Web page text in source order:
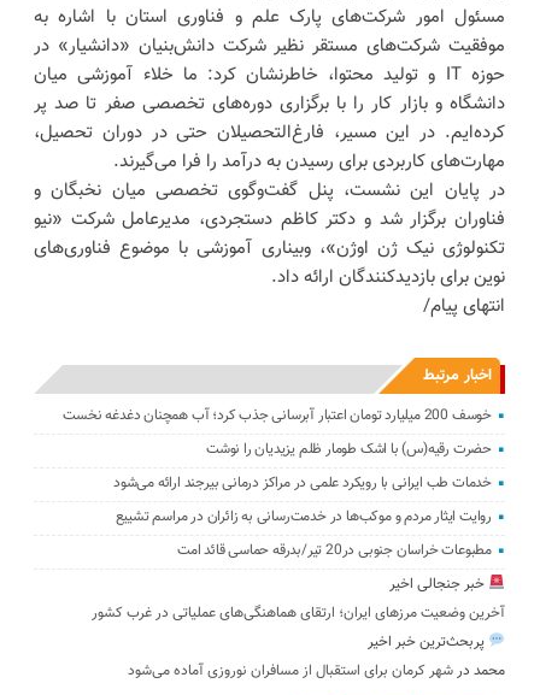
مسئول امور شرکت‌های پارک علم و فناوری استان با اشاره به
موفقیت شرکت‌های مستقر نظیر شرکت دانش‌بنیان «دانشیار» در
حوزه IT و تولید محتوا، خاطرنشان کرد: ما خلاء آموزشی میان
دانشگاه و بازار کار را با برگزاری دوره‌های تخصصی صفر تا صد پر
کرده‌ایم. در این مسیر، فارغ‌التحصیلان حتی در دوران تحصیل،
مهارت‌های کاربردی برای رسیدن به درآمد را فرا می‌گیرند.
در پایان این نشست، پنل گفت‌وگوی تخصصی میان نخبگان و
فناوران برگزار شد و دکتر کاظم دستجردی، مدیرعامل شرکت «نیو
تکنولوژی نیک ژن اوژن»، وبیناری آموزشی با موضوع فناوری‌های
نوین برای بازدیدکنندگان ارائه داد.
انتهای پیام/
اخبار مرتبط
خوسف 200 میلیارد تومان اعتبار آبرسانی جذب کرد؛ آب همچنان دغدغه نخست
حضرت رقیه(س) با اشک طومار ظلم یزیدیان را نوشت
خدمات طب ایرانی با رویکرد علمی در مراکز درمانی بیرجند ارائه می‌شود
روایت ایثار مردم و موکب‌ها در خدمت‌رسانی به زائران در مراسم تشییع
مطبوعات خراسان جنوبی در20 تیر/بدرقه حماسی قائد امت
خبر جنجالی اخیر
آخرین وضعیت مرزهای ایران؛ ارتقای هماهنگی‌های عملیاتی در غرب کشور
پربحث‌ترین خبر اخیر
محمد درشهر کرمان برای استقبال از مسافران نوروزی آماده می‌شود